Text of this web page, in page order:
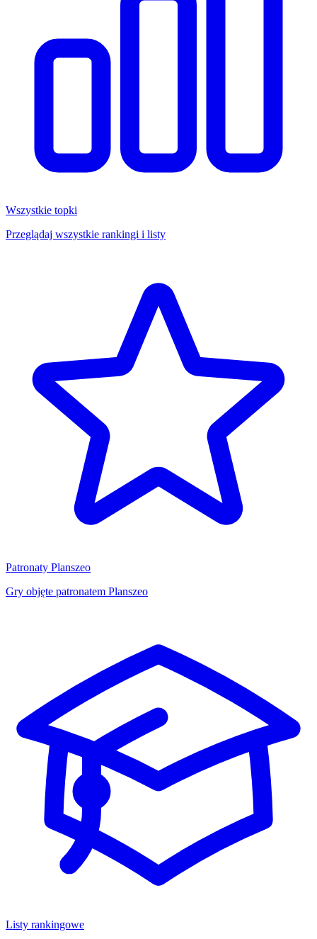
Wszystkie topki
Przeglądaj wszystkie rankingi i listy
Patronaty Planszeo
Gry objęte patronatem Planszeo
Listy rankingowe